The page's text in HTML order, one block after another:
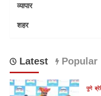
व्यापार
शहर
Latest Popular
पुणे